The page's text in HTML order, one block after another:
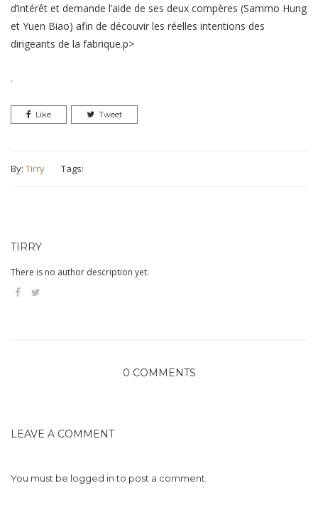
d’intérêt et demande l’aide de ses deux compères (Sammo Hung
et Yuen Biao) afin de découvir les réelles intentions des
dirigeants de la fabrique.p>
.
Like Tweet
By: Tirry Tags:
TIRRY
There is no author description yet.
0 COMMENTS
LEAVE A COMMENT
You must be logged into post a comment.